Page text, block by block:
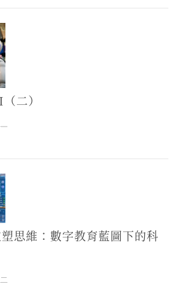
二）
思維：數字教育藍圖下的科